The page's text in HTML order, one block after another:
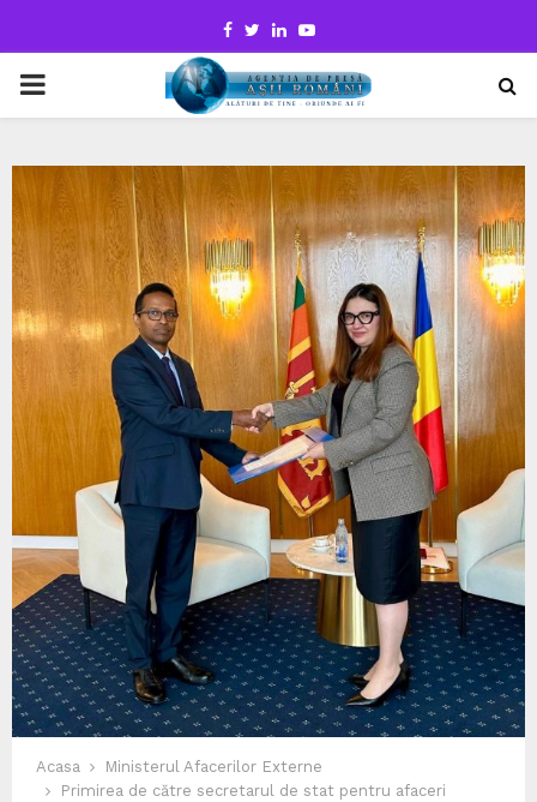
Facebook
TwitterLinkedinYoutube
PRIMARY
Acasa
Ministerul Afacerilor Externe
Primirea de către secretarul de stat pentru afaceri